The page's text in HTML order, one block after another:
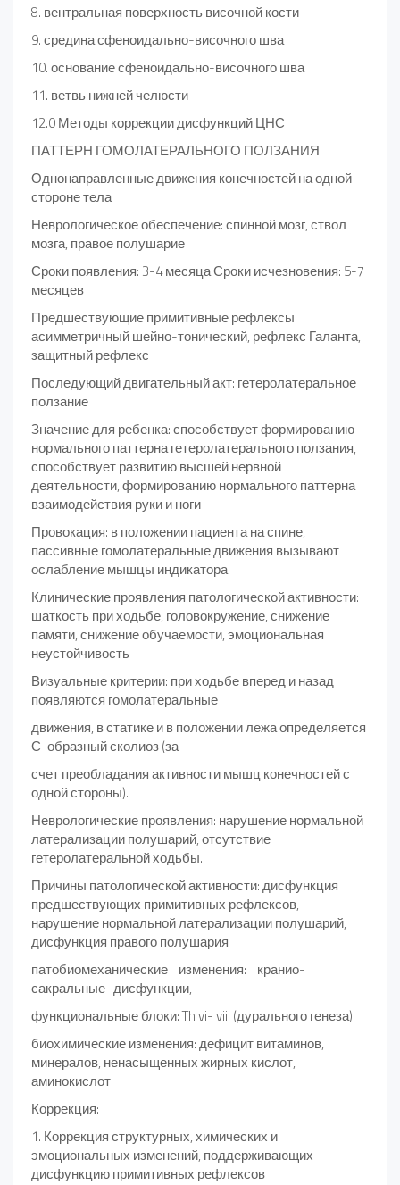
8. вентральная поверхность височной кости
9. средина сфеноидально-височного шва
10. основание сфеноидально-височного шва
11. ветвь нижней челюсти
12.0 Методы коррекции дисфункций ЦНС
ПАТТЕРН ГОМОЛАТЕРАЛЬНОГО ПОЛЗАНИЯ
Однонаправленные движения конечностей на одной
стороне тела
Неврологическое обеспечение: спинной мозг, ствол
мозга, правое полушарие
Сроки появления: 3-4 месяца Сроки исчезновения: 5-7
месяцев
Предшествующие примитивные рефлексы:
асимметричный шейно-тонический, рефлекс Галанта,
защитный рефлекс
Последующий двигательный акт: гетеролатеральное
ползание
Значение для ребенка: способствует формированию
нормального паттерна гетеролатерального ползания,
способствует развитию высшей нервной
деятельности, формированию нормального паттерна
взаимодействия руки и ноги
Провокация: в положении пациента на спине,
пассивные гомолатеральные движения вызывают
ослабление мышцы индикатора.
Клинические проявления патологической активности:
шаткость при ходьбе, головокружение, снижение
памяти, снижение обучаемости, эмоциональная
неустойчивость
Визуальные критерии: при ходьбе вперед и назад
появляются гомолатеральные
движения, в статике и в положении лежа определяется
С-образный сколиоз (за
счет преобладания активности мышц конечностей с
одной стороны).
Неврологические проявления: нарушение нормальной
латерализации полушарий, отсутствие
гетеролатеральной ходьбы.
Причины патологической активности: дисфункция
предшествующих примитивных рефлексов,
нарушение нормальной латерализации полушарий,
дисфункция правого полушария
патобиомеханические изменения: кранио-
сакральные дисфункции,
функциональные блоки: Th vi- viii (дурального генеза)
биохимические изменения: дефицит витаминов,
минералов, ненасыщенных жирных кислот,
аминокислот.
Коррекция:
1. Коррекция структурных, химических и
эмоциональных изменений, поддерживающих
дисфункцию примитивных рефлексов